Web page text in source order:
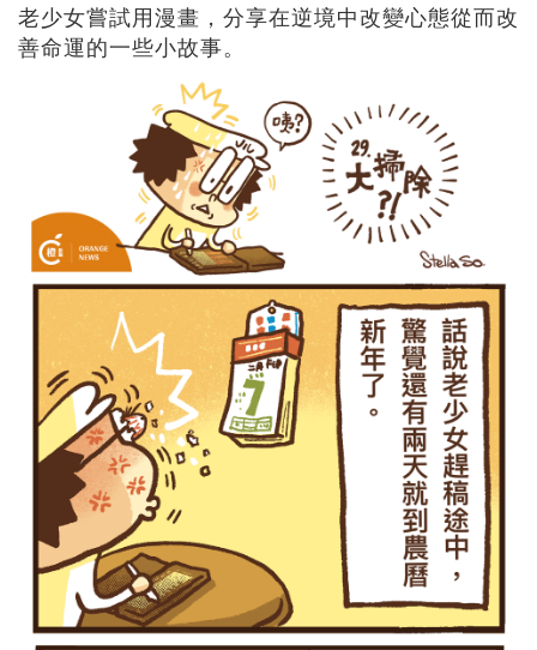
老少女嘗試用漫畫，分享在逆境中改變心態從而改
善命運的一些小故事。